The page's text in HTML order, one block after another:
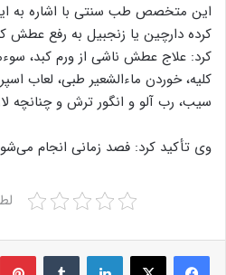
این متخصص طب سنتی با اشاره به
کرده دارچین یا زنجبیل به رفع
کرد: علاج عطش ناشی از ورم کبد،
کلیه، خوردن ماءالشعیر طبی، لعاب
سیب، رب آلو و انگور ترش و چنانچه
وی تأکید کرد: فصد زمانی انجام
LinkedIn
Tumblr